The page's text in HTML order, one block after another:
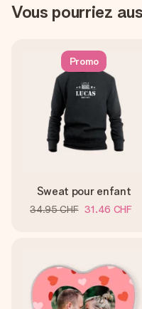
Vous pourriez
Promo
Sweat pour enfant
34.95 CHF 31.46 CHF